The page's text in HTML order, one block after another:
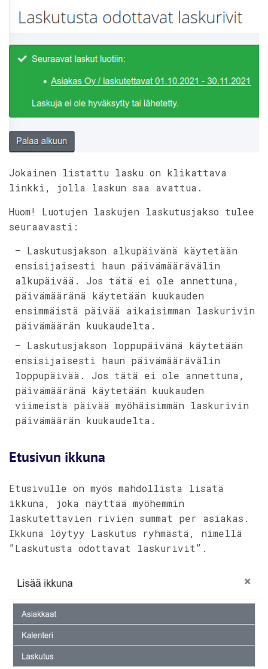
Jokainen listattu lasku on klikattava
linkki, jolla laskun saa avattua.
Huom! Luotujen laskujen laskutusjakso tulee
seuraavasti:
– Laskutusjakson alkupäivänä käytetään
ensisijaisesti haun päivämäärävälin
alkupäivää. Jos tätä ei ole annettuna,
päivämääränä käytetään kuukauden
ensimmäistä päivää aikaisimman laskurivin
päivämäärän kuukaudelta.
– Laskutusjakson loppupäivänä käytetään
ensisijaisesti haun päivämäärävälin
loppupäivää. Jos tätä ei ole annettuna,
päivämääränä käytetään kuukauden
viimeistä päivää myöhäisimmän laskurivin
päivämäärän kuukaudelta.
Etusivun ikkuna
Etusivulle on myös mahdollista lisätä
ikkuna, joka näyttää myöhemmin
laskutettavien rivien summat per asiakas.
Ikkuna löytyy Laskutus ryhmästä, nimellä
”Laskutusta odottavat laskurivit”.